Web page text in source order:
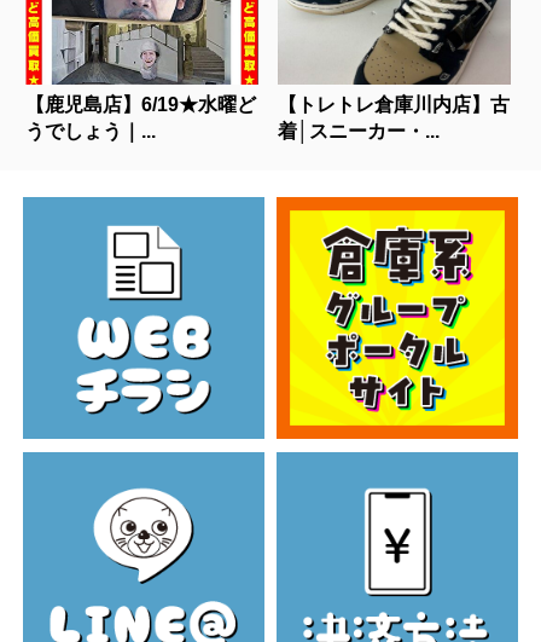
【鹿児島店】6/19★水曜ど
うでしょう｜...
【トレトレ倉庫川内店】古
着│スニーカー・...